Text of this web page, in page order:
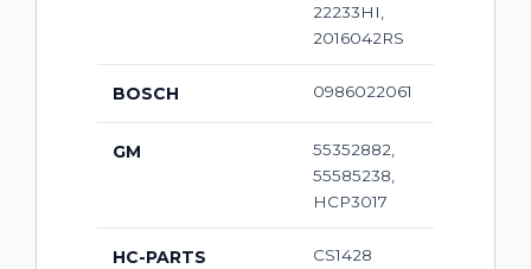
22233HI,
2016042RS
BOSCH 0986022061
GM
55352882,
55585238,
HCP3017
HC-PARTS CS1428